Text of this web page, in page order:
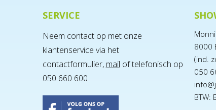
SERVICE
Neem contact op met onze
klantenservice via het
contactformulier, mail of telefonisch op
050 660 600
8000
(ind.
050
BTW: